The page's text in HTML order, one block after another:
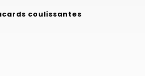
coulissantes